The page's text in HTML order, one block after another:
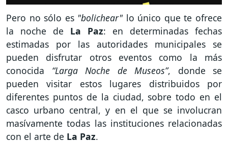
Pero no sólo es "bolichear"lo único que te ofrece
la noche de La Paz: en determinadas fechas
estimadas por las autoridades municipales se
pueden disfrutar otros eventos como la más
conocida “Larga Noche de Museos”, donde se
pueden visitar estos lugares distribuidos por
diferentes puntos de la ciudad, sobre todo en el
casco urbano central, y en el que se involucran
masívamente todas las instituciones relacionadas
con el arte de La Paz.